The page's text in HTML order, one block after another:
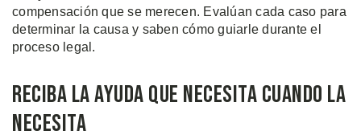
compensación que se merecen. Evalúan cada caso para
determinar la causa y saben cómo guiarle durante el
proceso legal.
Reciba la Ayuda que Necesita Cuando la
Necesita